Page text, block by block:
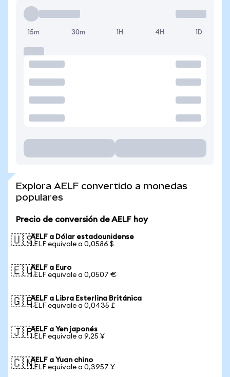
15m 30m 1H 4H 1D
Explora AELF convertido a monedas
populares
Precio de conversión de AELF hoy
🇺🇸AELF a Dólar estadounidense
1 ELF equivale a 0,0586 $
🇪🇺AELF a Euro
1 ELF equivale a 0,0507 €
🇬🇧AELF a Libra Esterlina Británica
1 ELF equivale a 0,0435 £
🇯🇵AELF a Yen japonés
1 ELF equivale a 9,25 ¥
🇨🇳AELF a Yuan chino
1 ELF equivale a 0,3957 ¥